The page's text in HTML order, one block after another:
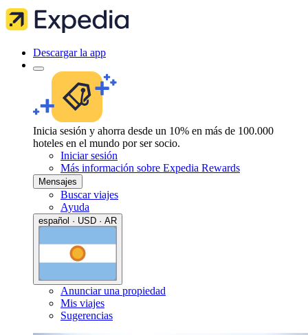
Descargar la app
Inicia sesión y ahorra desde un 10% en más de 100.000
hoteles en el mundo por ser socio.
Iniciar sesión
Más información sobre Expedia Rewards
Mensajes
Buscar viajes
Ayuda
español · USD · AR
Anunciar una propiedad
Mis viajes
Sugerencias